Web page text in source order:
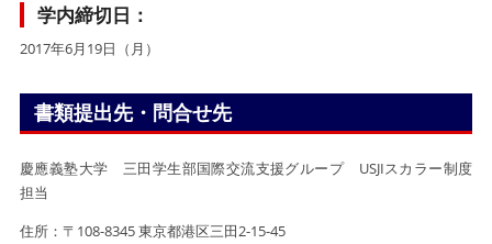
学内締切日：
2017年6月19日（月）
書類提出先・問合せ先
慶應義塾大学 三田学生部国際交流支援グループ USJIスカラー制度
担当
住所：〒108-8345 東京都港区三田2-15-45